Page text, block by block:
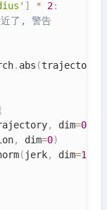
] * 2:
了, 警告
. abs (trajectory
, dim=0
, dim=0)
( jerk, dim=1